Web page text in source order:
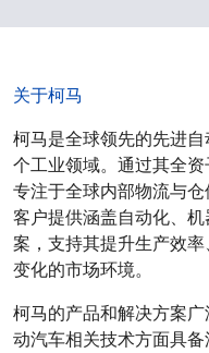
关于柯马
柯马是全球领先的先进
个工业领域。通过其全
专注于全球内部物流与
客户提供涵盖自动化、
案，支持其提升生产效
变化的市场环境。
柯马的产品和解决方案
动汽车相关技术方面具